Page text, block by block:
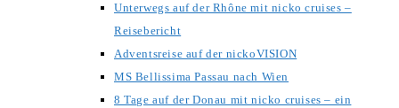
Unterwegs auf der Rhône mit nicko cruises –
Reisebericht
Adventsreise auf der nickoVISION
MS Bellissima Passau nach Wien
8 Tage auf der Donau mit nicko cruises – ein